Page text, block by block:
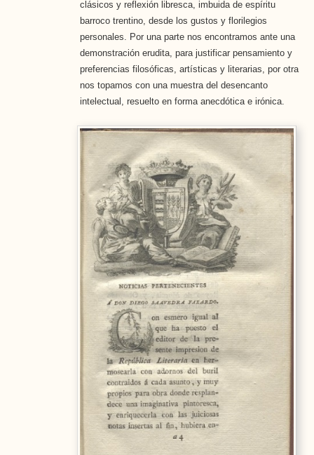
clásicos y reflexión libresca, imbuida de espíritu
barroco trentino, desde los gustos y florilegios
personales. Por una parte nos encontramos ante una
demonstración erudita, para justificar pensamiento y
preferencias filosóficas, artísticas y literarias, por otra
nos topamos con una muestra del desencanto
intelectual, resuelto en forma anecdótica e irónica.